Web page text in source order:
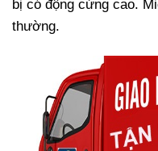
bị có động cứng cao.
thường.